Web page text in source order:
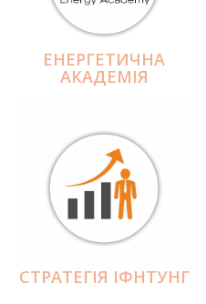
ЕНЕРГЕТИЧНА
АКАДЕМІЯ
СТРАТЕГІЯ ІФНТУНГ